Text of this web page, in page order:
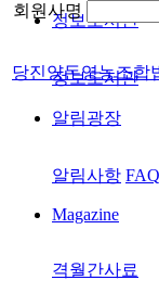
정보도서관
정보도서관
알림광장
알림사항 FAQ
Magazine
격월간사료
회원사명
당진양돈영농조합